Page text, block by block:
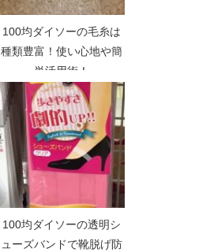
100均ダイソーの毛糸は
種類豊富！使い心地や簡
単活用術！
100均ダイソーの透明シ
ューズバンドで靴脱げ防